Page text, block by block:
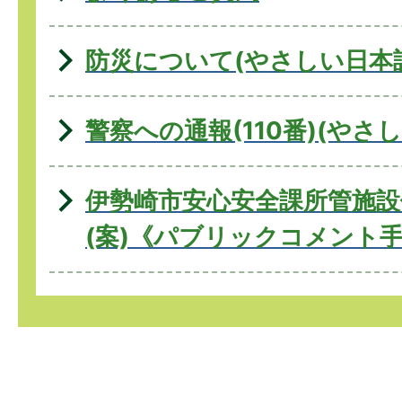
防災について(やさしい日本
警察への通報(110番)(やさ
伊勢崎市安心安全課所管施
(案)《パブリックコメント